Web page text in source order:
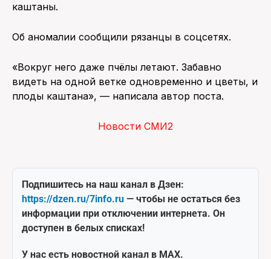
каштаны.
Об аномалии сообщили рязанцы в соцсетях.
«Вокруг него даже пчёлы летают. Забавно
видеть на одной ветке одновременно и цветы, и
плоды каштана», — написала автор поста.
Новости СМИ2
Подпишитесь на наш канал в Дзен:
https://dzen.ru/7info.ru — чтобы не остаться без
информации при отключении интернета. Он
доступен в белых списках!
У нас есть новостной канал в MAX.